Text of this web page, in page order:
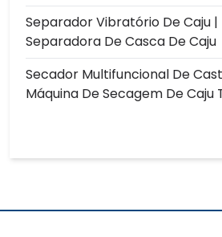
Separador Vibratório De Caju |
Separadora De Casca De Caju
Secador Multifuncional De
Máquina De Secagem De Caju